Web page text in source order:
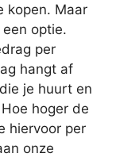
kopen. Maar
optie.
per
hangt af
je huurt en
hoger de
hiervoor per
onze